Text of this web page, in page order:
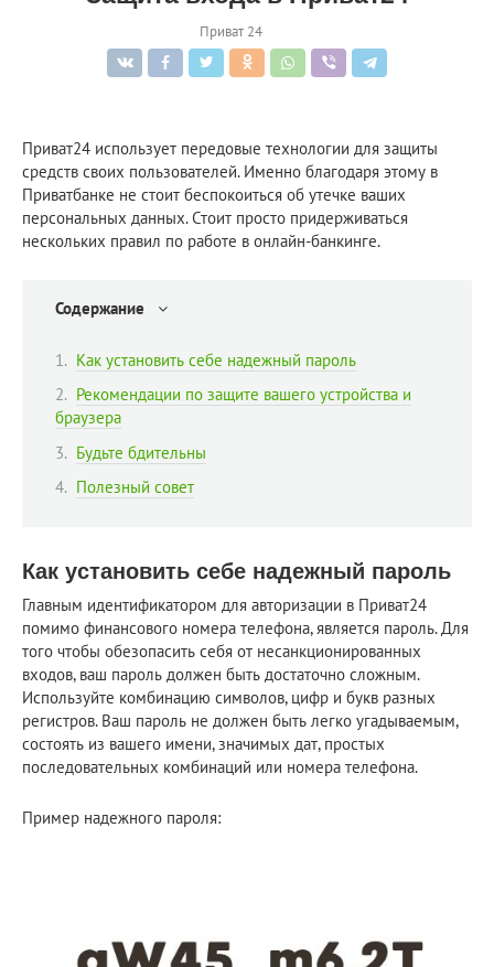
Приват 24
Приват24 использует передовые технологии для защиты
средств своих пользователей. Именно благодаря этому в
Приватбанке не стоит беспокоиться об утечке ваших
персональных данных. Стоит просто придерживаться
нескольких правил по работе в онлайн-банкинге.
Содержание
Как установить себе надежный пароль
Рекомендации по защите вашего устройства и
браузера
Будьте бдительны
Полезный совет
Как установить себе надежный пароль
Главным идентификатором для авторизации в Приват24
помимо финансового номера телефона, является пароль. Для
того чтобы обезопасить себя от несанкционированных
входов, ваш пароль должен быть достаточно сложным.
Используйте комбинацию символов, цифр и букв разных
регистров. Ваш пароль не должен быть легко угадываемым,
состоять из вашего имени, значимых дат, простых
последовательных комбинаций или номера телефона.
Пример надежного пароля: